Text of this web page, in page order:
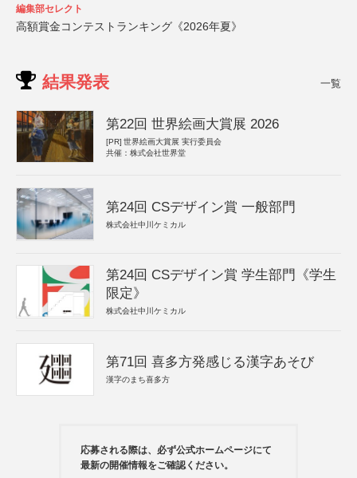
編集部セレクト
高額賞金コンテストランキング《2026年夏》
結果発表 一覧
第22回 世界絵画大賞展 2026
[PR] 世界絵画大賞展 実行委員会
共催：株式会社世界堂
第24回 CSデザイン賞 一般部門
株式会社中川ケミカル
第24回 CSデザイン賞 学生部門《学生
限定》
株式会社中川ケミカル
第71回 喜多方発感じる漢字あそび
漢字のまち喜多方
応募される際は、必ず公式ホームページにて
最新の開催情報をご確認ください。